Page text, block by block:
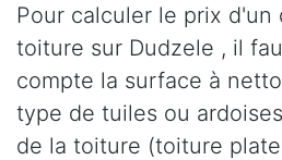
Pour calculer le prix d'un
toiture sur Dudzele , il
compte la surface à
type de tuiles ou
de la toiture (toiture